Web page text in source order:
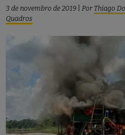
3 de novembro de 2019 Por Thiago
Quadros